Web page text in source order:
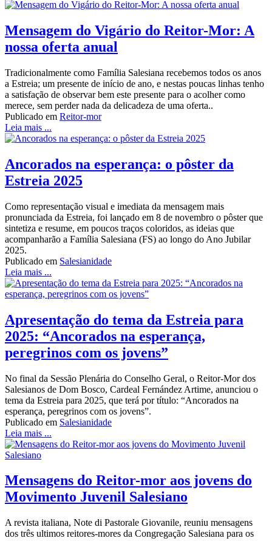
Mensagem do Vigário do Reitor-Mor: A
nossa oferta anual
Tradicionalmente como Família Salesiana recebemos todos os anos
a Estreia; um presente de início de ano, e nestas poucas linhas tenho
a satisfação de observar bem este presente para o acolher como
merece, sem perder nada da delicadeza de uma oferta..
Publicado em Reitor-mor
Leia mais ...
Ancorados na esperança: o pôster da
Estreia 2025
Como representação visual e imediata da mensagem mais
pronunciada da Estreia, foi lançado em 8 de novembro o pôster que
sintetiza e resume, em poucos traços coloridos, as ideias que
acompanharão a Família Salesiana (FS) ao longo do Ano Jubilar
2025.
Publicado em Salesianidade
Leia mais ...
Apresentação do tema da Estreia para
2025: “Ancorados na esperança,
peregrinos com os jovens”
No final da Sessão Plenária do Conselho Geral, o Reitor-Mor dos
Salesianos de Dom Bosco, Cardeal Fernández Artime, anunciou o
tema da Estreia para 2025, que terá por título: “Ancorados na
esperança, peregrinos com os jovens”.
Publicado em Salesianidade
Leia mais ...
Mensagens do Reitor-mor aos jovens do
Movimento Juvenil Salesiano
A revista italiana, Note di Pastorale Giovanile, reuniu mensagens
dos três ultimos reitores-mores da Congregação Salesiana para os